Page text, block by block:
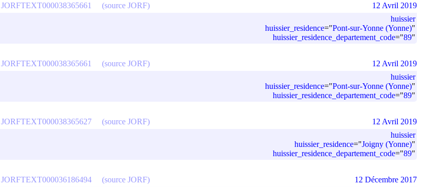
huissier
huissier_residence="Pont-sur-Yonne (Yonne)"
huissier_residence_departement_code="89"
JORFTEXT000038365661 (source JORF) 12 Avril 2019
huissier
huissier_residence="Pont-sur-Yonne (Yonne)"
huissier_residence_departement_code="89"
JORFTEXT000038365661 (source JORF) 12 Avril 2019
huissier
huissier_residence="Joigny (Yonne)"
huissier_residence_departement_code="89"
JORFTEXT000038365627 (source JORF) 12 Avril 2019
JORFTEXT000036186494 (source JORF) 12 Décembre 2017